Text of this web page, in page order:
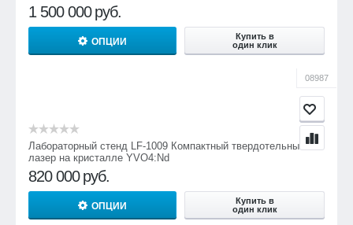
1 500 000 руб.
ОПЦИИ
Купить в
один клик
08987
Лабораторный стенд LF-1009 Компактный твердотельный
лазер на кристалле YVO4:Nd
820 000 руб.
ОПЦИИ
Купить в
один клик